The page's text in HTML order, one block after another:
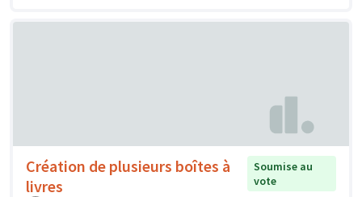
Création de plusieurs boîtes à
livres
Soumise au
vote